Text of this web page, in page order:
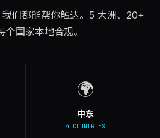
们都能帮你触达。5 大洲、20+
个国家本地合规。
🌍
中东
4 COUNTRIES